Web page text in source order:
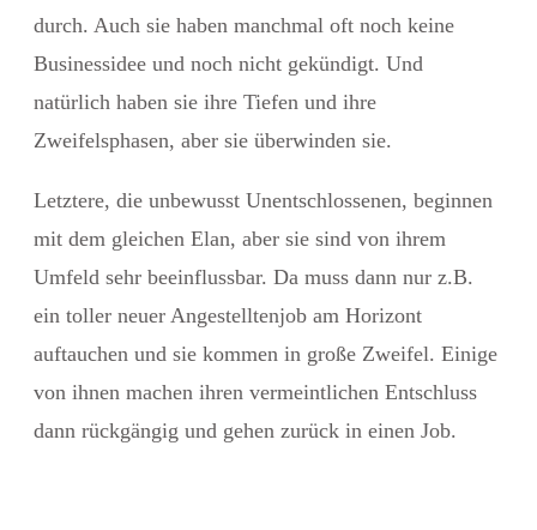
durch. Auch sie haben manchmal oft noch keine
Businessidee und noch nicht gekündigt. Und
natürlich haben sie ihre Tiefen und ihre
Zweifelsphasen, aber sie überwinden sie.
Letztere, die unbewusst Unentschlossenen, beginnen
mit dem gleichen Elan, aber sie sind von ihrem
Umfeld sehr beeinflussbar. Da muss dann nur z.B.
ein toller neuer Angestelltenjob am Horizont
auftauchen und sie kommen in große Zweifel. Einige
von ihnen machen ihren vermeintlichen Entschluss
dann rückgängig und gehen zurück in einen Job.